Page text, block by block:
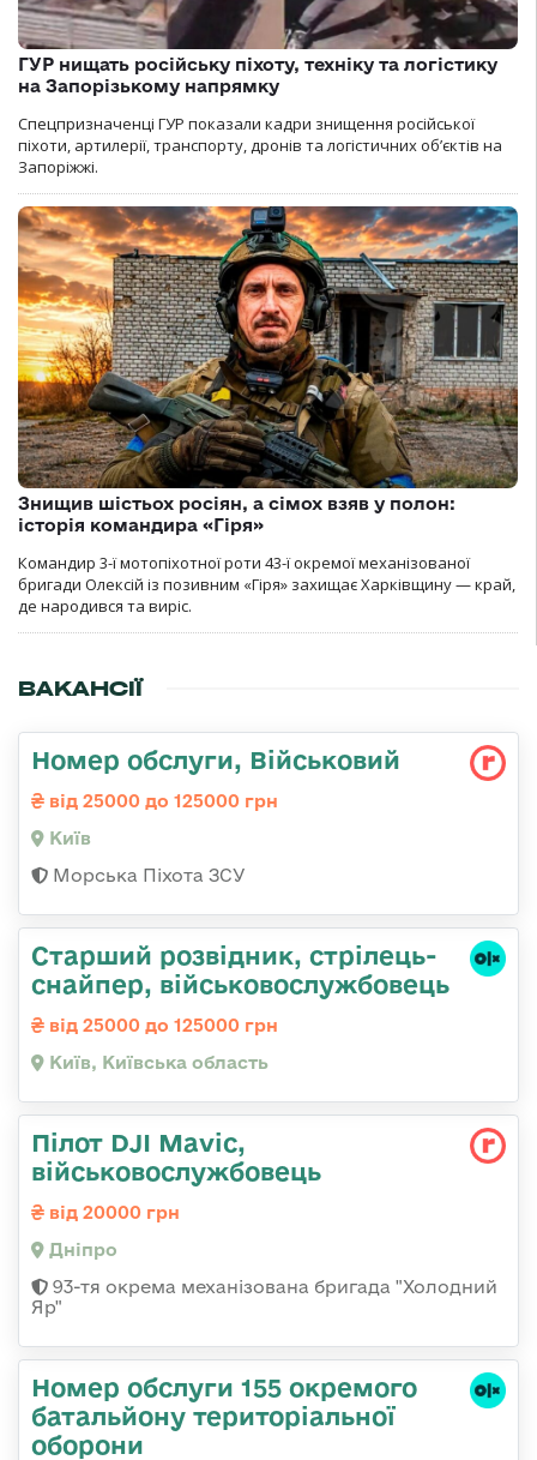
ГУР нищать російську піхоту, техніку та логістику
на Запорізькому напрямку
Спецпризначенці ГУР показали кадри знищення російської
піхоти, артилерії, транспорту, дронів та логістичних об’єктів на
Запоріжжі.
Знищив шістьох росіян, а сімох взяв у полон:
історія командира «Гіря»
Командир 3-ї мотопіхотної роти 43-ї окремої механізованої
бригади Олексій із позивним «Гіря» захищає Харківщину — край,
де народився та виріс.
ВАКАНСІЇ
Номер обслуги, Військовий
від 25000 до 125000 грн
Київ
Морська Піхота ЗСУ
Стаpший pозвідник, стрілець-
снайпеp, військовослужбовець
від 25000 до 125000 грн
Київ, Київська область
Пілот DJI Mavic,
військовослужбовець
від 20000 грн
Дніпро
93-тя окрема механізована бригада "Холодний
Яр"
Номер обслуги 155 окремого
батальйону територіальної
оборони